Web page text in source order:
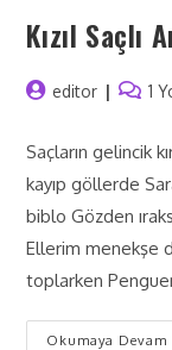
Kızıl Saçlı
editor 1
Saçların gelincik
kayıp göllerde
biblo Gözden
Ellerim menekşe
toplarken
Okumaya Devam